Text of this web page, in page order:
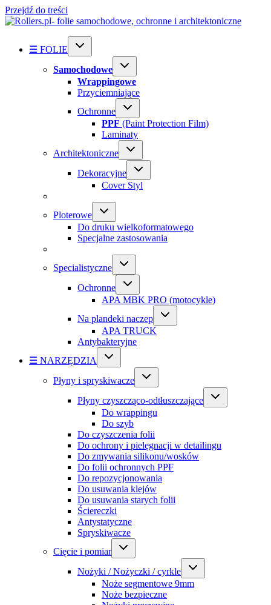
Przejdź do treści
☰ FOLIE
Samochodowe
Wrappingowe
Przyciemniające
Ochronne
PPF (Paint Protection Film)
Laminaty
Architektoniczne
Dekoracyjne
Cover Styl
Ploterowe
Do druku wielkoformatowego
Specjalne zastosowania
Specialistyczne
Ochronne
APA MBK PRO (motocykle)
Na plandeki naczep
APA TRUCK
Antybakteryjne
☰ NARZĘDZIA
Płyny i spryskiwacze
Płyny czyszcząco-odtłuszczające
Do wrappingu
Do szyb
Do czyszczenia folii
Do ochrony i pielęgnacji w detailingu
Do zmywania silikonu/wosków
Do folii ochronnych PPF
Do repozycjonowania
Do usuwania klejów
Do usuwania starych folii
Ściereczki
Antystatyczne
Spryskiwacze
Cięcie i pomiar
Nożyki / Nożyczki / cyrkle
Noże segmentowe 9mm
Noże bezpieczne